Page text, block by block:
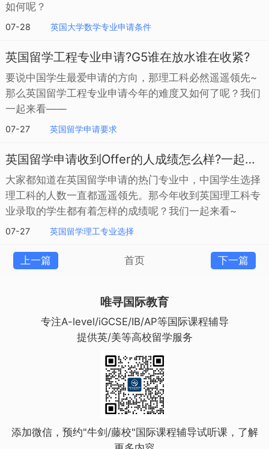
如何呢？
07-28 英国大学数学专业申请条件
英国留学工程专业申请?G5谁在放水谁在收紧?
要说中国学生最爱申请的方向，那理工科必然遥遥领先~
那么英国留学工程专业申请今年的难度又如何了呢？我们
一起来看——
07-27 英国留学申请要求
英国留学申请收到Offer的人成绩怎么样?一起来看
大家都知道在英国留学申请的热门专业中，中国学生选择
理工科的人数一直都遥遥领先。那今年收到英国理工科专
业录取的学生都有着怎样的成绩呢？我们一起来看~
07-27 英国留学理工专业选择
上一篇 首页 下一篇
唯寻国际教育
专注A-level/iGCSE/IB/AP等国际课程辅导
提供英/美等高校留学服务
添加微信，预约"牛剑/藤校"国际课程辅导试听课，了解